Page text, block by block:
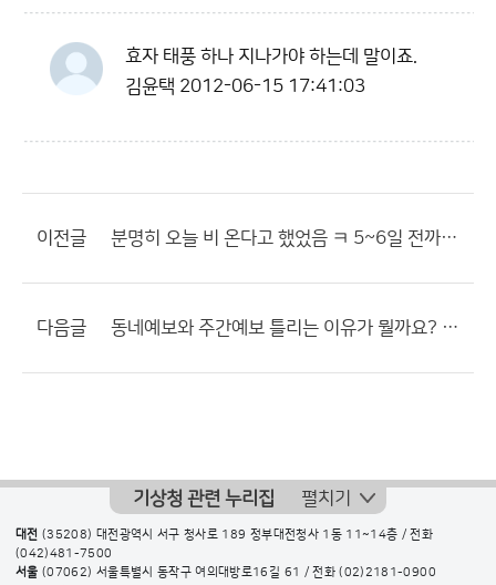
효자 태풍 하나 지나가야 하는데 말이죠.
김윤택 2012-06-15 17:41:03
이전글 분명히 오늘 비 온다고 했었음 ㅋ 5~6일 전까지 ㅋㅋㅋ
다음글 동네예보와 주간예보 틀리는 이유가 뭘까요? 어는쪽 믿어야 되지
기상청 관련 누리집 펼치기
대전 (35208) 대전광역시 서구 청사로 189 정부대전청사 1동 11~14층 / 전화
(042)481-7500
서울 (07062) 서울특별시 동작구 여의대방로16길 61 / 전화(02)2181-0900